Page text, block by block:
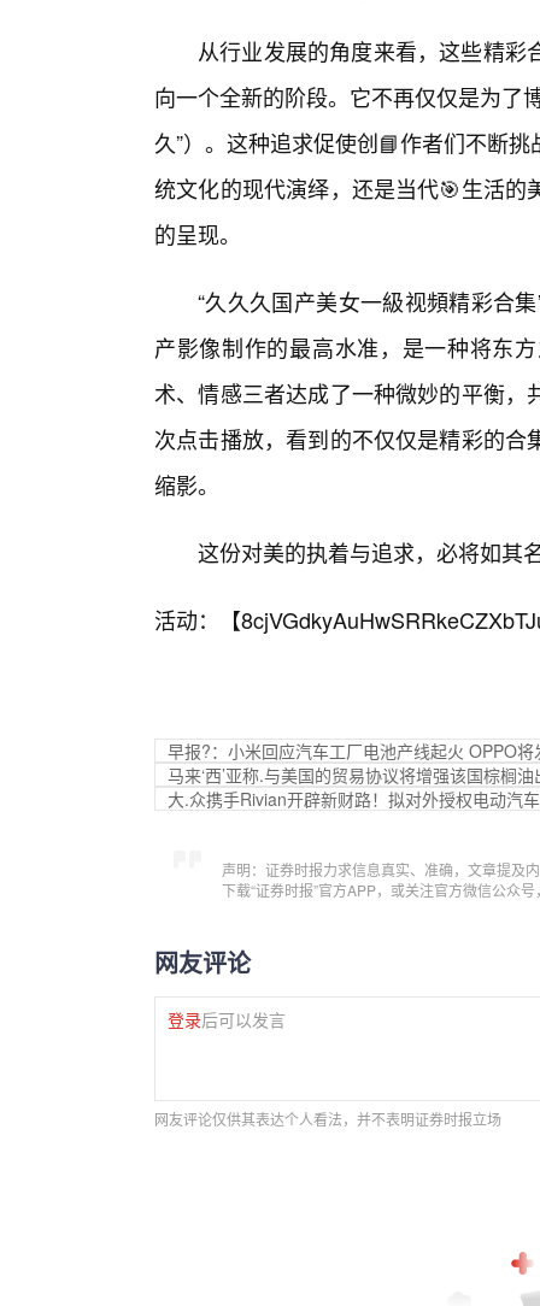
从行业发展的角度来看，这些精
向一个全新的阶段。它不再仅仅是为了
久”）。这种追求促使创📘作者们不断
统文化的现代演绎，还是当代🎯生活
的呈现。
“久久久国产美女一級视頻精彩合
产影像制作的最高水准，是一种将东
术、情感三者达成了一种微妙的平衡
次点击播放，看到的不仅仅是精彩的
缩影。
这份对美的执着与追求，必将如其
活动：【
早报?：小米回应汽车工厂电池产线起火 OPPO将
马来‘西’亚称.与美国的贸易协议将增强该国棕榈
大.众携手Rivian开辟新财路！拟对外授权电动汽
声明：证券时报力求信息真实、准确，文章提及
下载“证券时报”官方APP，或关注官方微信公众
网友评论
登录后可以发言
网友评论仅供其表达个人看法，并不表明证券时报立场